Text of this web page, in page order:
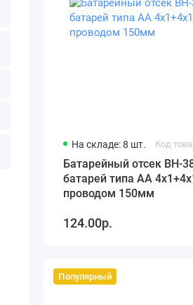
На складе: 8 шт. Код
Батарейный отсек BH-
батарей типа AA
проводом 150мм
124.00р.
Популярный